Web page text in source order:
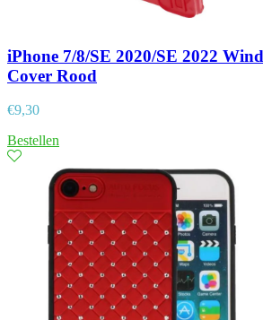
iPhone 7/8/SE 2020/SE 2022
Cover Rood
€9,30
Bestellen